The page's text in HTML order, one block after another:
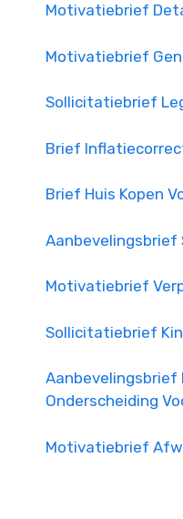
Motivatiebrief
Motivatiebrief
Sollicitatiebrief
Brief
Brief Huis Kopen
Aanbevelingsbrief
Motivatiebrief
Sollicitatiebrief
Aanbevelingsbrief
Onderscheiding
Motivatiebrief